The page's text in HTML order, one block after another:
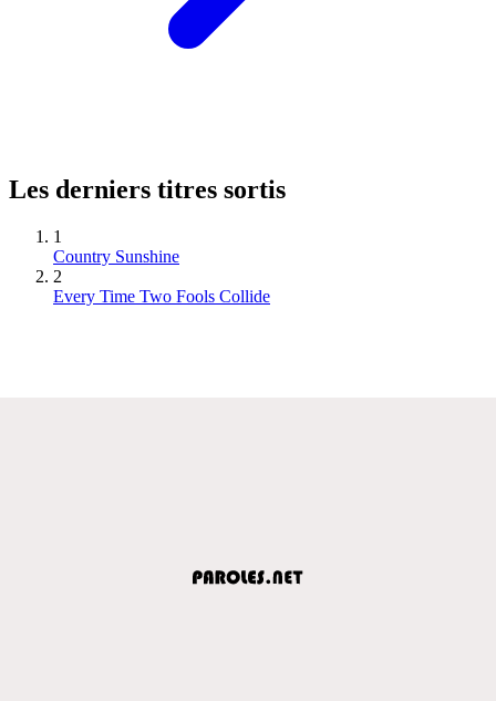
Les derniers titres sortis
1
Country Sunshine
2
Every Time Two Fools Collide